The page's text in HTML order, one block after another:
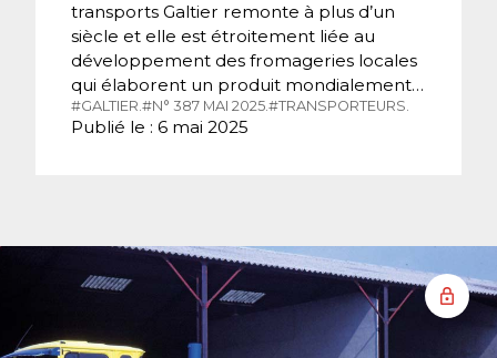
transports Galtier remonte à plus d’un
siècle et elle est étroitement liée au
développement des fromageries locales
qui élaborent un produit mondialement…
#GALTIER.#N° 387 MAI 2025.#TRANSPORTEURS.
Publié le : 6 mai 2025